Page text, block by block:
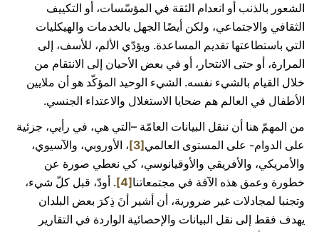
الشعور بالذنب أو انعدام الثقة في المؤسّسات، أو التكييف
الثقافي والاجتماعي، ولكن أيضًا الجهل بالخدمات والهيكليات
التي باستطاعتها تقديم المساعدة. ويؤدّي الألم، للأسف، إلى
المرارة، أو حتى الانتحار، أو في بعض الأحيان إلى الانتقام من
خلال القيام بالشيء نفسه. الشيء الوحيد المؤكّد هو أن ملايين
الأطفال في العالم هم ضحايا الاستغلال والاعتداء الجنسي.
من المهمّ هنا أن ننقل البيانات العامّة –التي هي، في رأيي، جزئية
على الدوام- على المستوى العالمي[3]
، الأوروبي، والآسيوي،
والأمريكي، والأفريقي والأوقيانوسي، كي نعطي صورة عن
خطورة وعمق هذه الآفة في مجتمعاتنا[4]
. أودّ، قبل كلّ شيء،
وتجنبا لمجادلات غير ضرورية، أن أشير أنَ ذِكرَ بعض البلدان
يهدف فقط إلى نقل البيانات والإحصائية الواردة في التقارير